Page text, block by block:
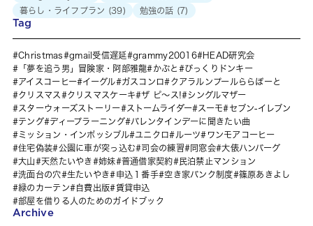
暮らし・ライフプラン (39) 勉強の話 (7)
Tag
Christmas gmail受信遅延 grammy20016
HEAD研究会
「夢を追う男」冒険家・阿部雅龍
かぶと
びっくりドンキー
アイスコーヒー
イーグル ガスコンロ
クアラルンプールららぽーと
クリスマス
クリスマスケーキ ザ ピ〜ス!
シングルマザー
スターウォーズストーリー
ストームライダー スーモ
セブン-イレブン
テング
ディープラーニング
バレンタインデーに聞きたい曲
ミッション・インポッシブル
ユニクロ ルーツ
ワンモアコーヒー
住宅偽装
公園に車が突っ込む 司会の練習 同窓会
大俵ハンバーグ
大山
天然たいやき 姉妹 普通借家契約
民泊禁止マンション
洗面台の穴
生たいやき 申込１番手 空き家バンク制度
篠原あきよし
緑のカーテン
自費出版
賃貸申込
部屋を借りる人のためのガイドブック
Archive